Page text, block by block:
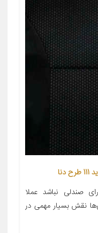
صندلی نباشد عملا
نقش بسیار مهمی در